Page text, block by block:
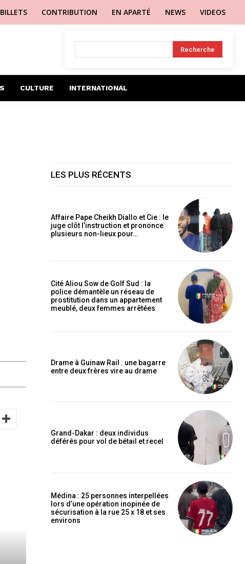
CONTRIBUTION EN APARTÉ NEWS VIDEOS
Recherche
CULTURE INTERNATIONAL
LES PLUS RÉCENTS
Affaire Pape Cheikh Diallo et Cie : le
juge clôt l’instruction et prononce
plusieurs non-lieux pour…
Cité Aliou Sow de Golf Sud : la
police démantèle un réseau de
prostitution dans un appartement
meublé, deux femmes arrêtées
Drame à Guinaw Rail : une bagarre
entre deux frères vire au drame
Grand-Dakar : deux individus
déférés pour vol de bétail et recel
Médina : 25 personnes interpellées
lors d’une opération inopinée de
sécurisation à la rue 25 x 18 et ses
environs